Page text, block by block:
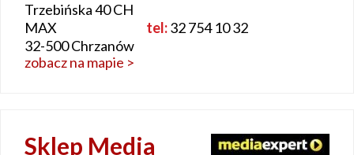
Trzebińska 40 CH
MAX
32-500 Chrzanów
tel:32 754 10 32
zobacz na mapie >
Sklep Media